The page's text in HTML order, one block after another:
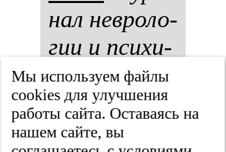
нал нев­ро­ло­
гии и пси­хи­
ат­рии им.
С.С. Кор­са­
ко­ва. Спец­
Мы используем файлы
cооkies для улучшения
работы сайта. Оставаясь на
нашем сайте, вы